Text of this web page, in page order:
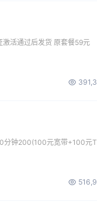
活通过后发货 原套餐59元
分钟200(100元宽带+100元